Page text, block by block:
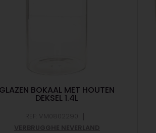
BOKAAL MET HOUTEN
DEKSEL 1.4L
|
VERBRUGGHE NEVERLAND